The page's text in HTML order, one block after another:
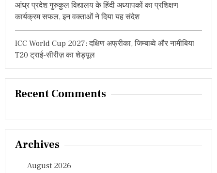
आंध्र प्रदेश गुरुकुल विद्यालय के हिंदी अध्यापकों का प्रशिक्षण
कार्यक्रम सफल, इन वक्ताओं ने दिया यह संदेश
ICC World Cup 2027: दक्षिण अफ्रीका, जिम्बाब्वे और नामीबिया
T20 ट्राई-सीरीज़ का शेड्यूल
Recent Comments
Archives
August 2026